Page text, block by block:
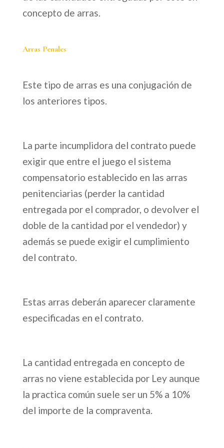
concepto de arras.
Arras Penales
Este tipo de arras es una conjugación de
los anteriores tipos.
La parte incumplidora del contrato puede
exigir que entre el juego el sistema
compensatorio establecido en las arras
penitenciarias (perder la cantidad
entregada por el comprador, o devolver el
doble de la cantidad por el vendedor) y
además se puede exigir el cumplimiento
del contrato.
Estas arras deberán aparecer claramente
especificadas en el contrato.
La cantidad entregada en concepto de
arras no viene establecida por Ley aunque
la practica común suele ser un 5% a 10%
del importe de la compraventa.